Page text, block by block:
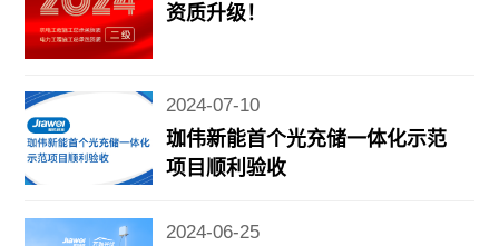
资质升级！
2024-07-10
珈伟新能首个光充储一体化示范
项目顺利验收
2024-06-25